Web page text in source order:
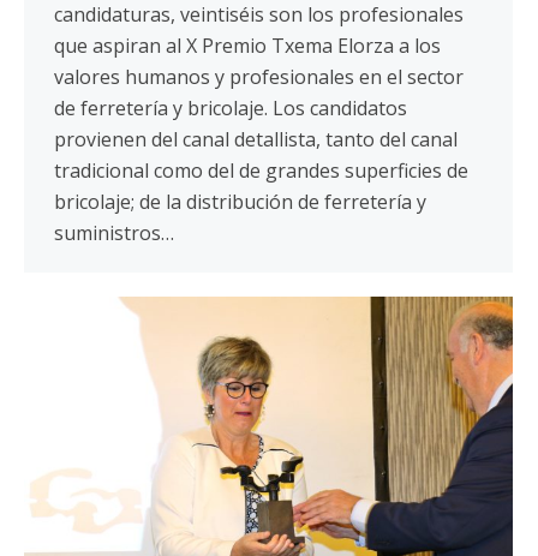
candidaturas, veintiséis son los profesionales
que aspiran al X Premio Txema Elorza a los
valores humanos y profesionales en el sector
de ferretería y bricolaje. Los candidatos
provienen del canal detallista, tanto del canal
tradicional como del de grandes superficies de
bricolaje; de la distribución de ferretería y
suministros…